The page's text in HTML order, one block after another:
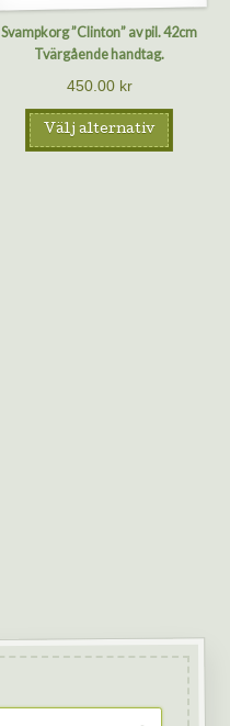
Svampkorg ”Clinton” av pil. 42cm
Tvärgående handtag.
450.00 kr
Välj alternativ